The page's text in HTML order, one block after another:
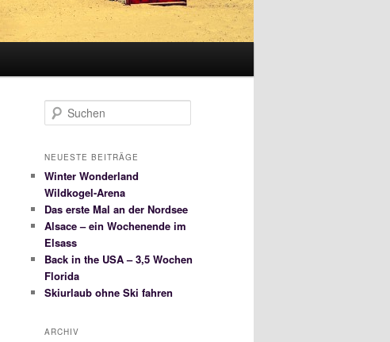
u
h
n
NEUESTE BEITRÄGE
Winter Wonderland
Wildkogel-Arena
Das erste Mal an der Nordsee
Alsace – ein Wochenende im
Elsass
Back in the USA – 3,5 Wochen
Florida
Skiurlaub ohne Ski fahren
ARCHIV